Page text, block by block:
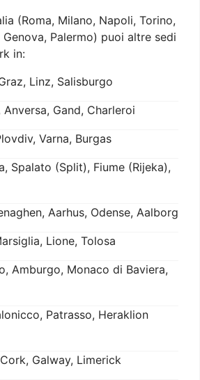
(Roma, Milano, Napoli, Torino,
Genova, Palermo) puoi altre sedi
in:
Linz, Salisburgo
Anversa, Gand, Charleroi
Varna, Burgas
Spalato (Split), Fiume (Rijeka),
Aarhus, Odense, Aalborg
Lione, Tolosa
Amburgo, Monaco di Baviera,
Patrasso, Heraklion
Galway, Limerick